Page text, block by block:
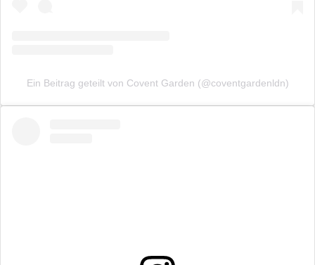
Ein Beitrag geteilt von Covent Garden (@coventgardenldn)